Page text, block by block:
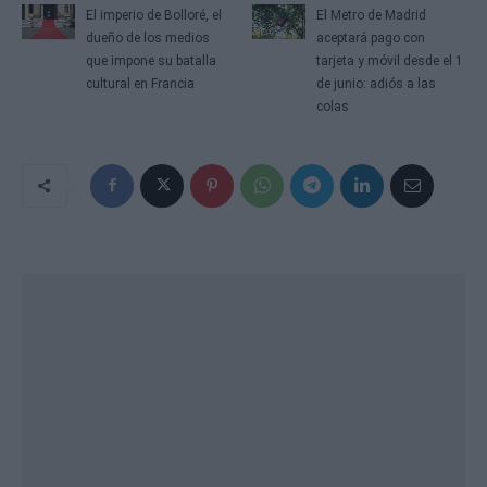
El imperio de Bolloré, el
dueño de los medios
que impone su batalla
cultural en Francia
El Metro de Madrid
aceptará pago con
tarjeta y móvil desde el 1
de junio: adiós a las
colas